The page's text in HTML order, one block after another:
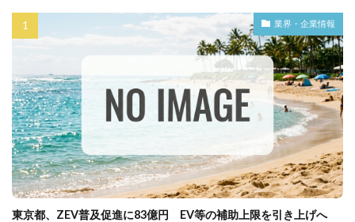
業界・企業情報
東京都、ZEV普及促進に83億円 EV等の補助上限を引き上げへ